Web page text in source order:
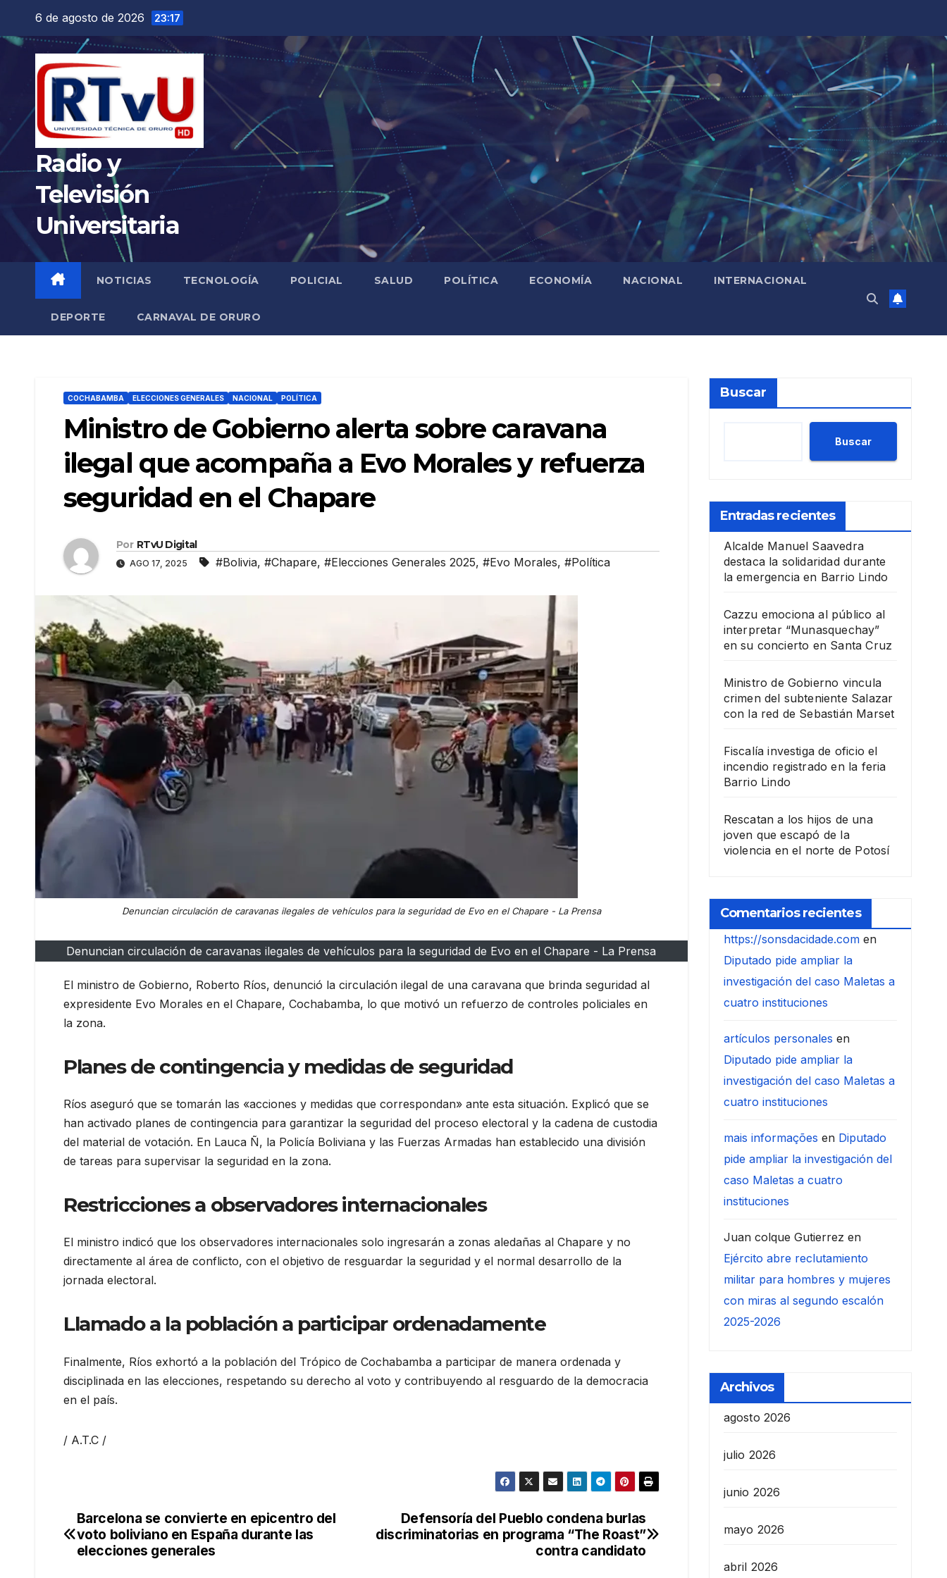
contenido
6 de agosto de 2026 23:17
Radio y
Televisión
Universitaria
NOTICIAS TECNOLOGÍA POLICIAL SALUD POLÍTICA ECONOMÍA NACIONAL INTERNACIONAL
DEPORTE CARNAVAL DE ORURO
COCHABAMBA ELECCIONES GENERALES NACIONAL POLÍTICA
Ministro de Gobierno alerta sobre caravana
ilegal que acompaña a Evo Morales y refuerza
seguridad en el Chapare
Por RTvU Digital
AGO 17, 2025 #Bolivia, #Chapare, #Elecciones Generales 2025, #Evo Morales, #Política
Denuncian circulación de caravanas ilegales de vehículos para la seguridad de Evo en el Chapare - La Prensa
Denuncian circulación de caravanas ilegales de vehículos para la seguridad de Evo en el Chapare - La Prensa
El ministro de Gobierno, Roberto Ríos, denunció la circulación ilegal de una caravana que brinda seguridad al
expresidente Evo Morales en el Chapare, Cochabamba, lo que motivó un refuerzo de controles policiales en
la zona.
Planes de contingencia y medidas de seguridad
Ríos aseguró que se tomarán las «acciones y medidas que correspondan» ante esta situación. Explicó que se
han activado planes de contingencia para garantizar la seguridad del proceso electoral y la cadena de custodia
del material de votación. En Lauca Ñ, la Policía Boliviana y las Fuerzas Armadas han establecido una división
de tareas para supervisar la seguridad en la zona.
Restricciones a observadores internacionales
El ministro indicó que los observadores internacionales solo ingresarán a zonas aledañas al Chapare y no
directamente al área de conflicto, con el objetivo de resguardar la seguridad y el normal desarrollo de la
jornada electoral.
Llamado a la población a participar ordenadamente
Finalmente, Ríos exhortó a la población del Trópico de Cochabamba a participar de manera ordenada y
disciplinada en las elecciones, respetando su derecho al voto y contribuyendo al resguardo de la democracia
en el país.
/ A.T.C /
Navegación
de
Defensoría del Pueblo condena burlas
discriminatorias en programa “The Roast”
contra candidato
Barcelona se convierte en epicentro del
voto boliviano en España durante las
elecciones generales
Buscar
Buscar
Entradas recientes
Alcalde Manuel Saavedra
destaca la solidaridad durante
la emergencia en Barrio Lindo
Cazzu emociona al público al
interpretar “Munasquechay”
en su concierto en Santa Cruz
Ministro de Gobierno vincula
crimen del subteniente Salazar
con la red de Sebastián Marset
Fiscalía investiga de oficio el
incendio registrado en la feria
Barrio Lindo
Rescatan a los hijos de una
joven que escapó de la
violencia en el norte de Potosí
Comentarios recientes
https://sonsdacidade.comen
Diputado pide ampliar la
investigación del caso Maletas a
cuatro instituciones
artículos personales en
Diputado pide ampliar la
investigación del caso Maletas a
cuatro instituciones
mais informações en Diputado
pide ampliar la investigación del
caso Maletas a cuatro
instituciones
Juan colque Gutierrez en
Ejército abre reclutamiento
militar para hombres y mujeres
con miras al segundo escalón
2025-2026
Archivos
agosto 2026
julio 2026
junio 2026
mayo 2026
abril 2026